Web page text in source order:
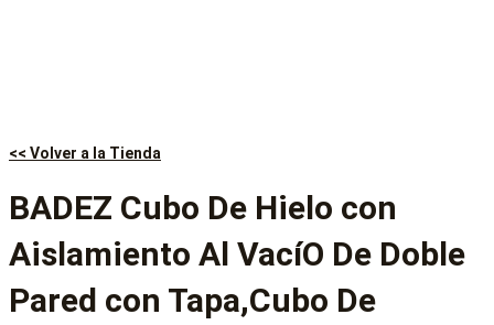
<< Volver a la Tienda
BADEZ Cubo De Hielo con
Aislamiento Al VacíO De Doble
Pared con Tapa,Cubo De